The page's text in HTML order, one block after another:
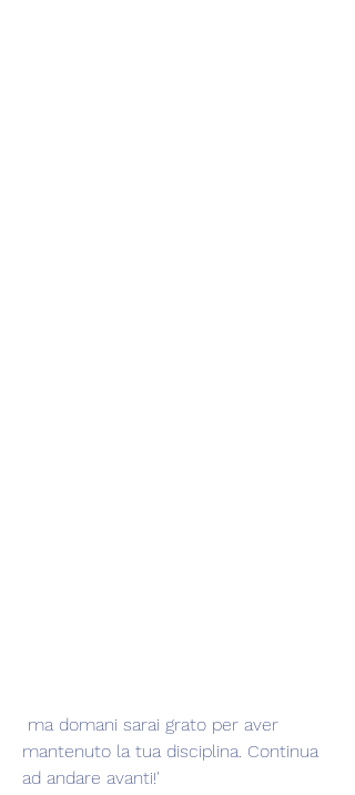
mantenuto la tua disciplina. Continua
ad andare avanti!'